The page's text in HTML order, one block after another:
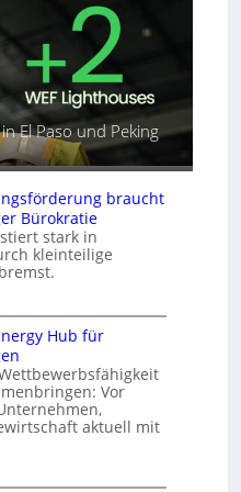
El Paso und Peking
braucht
Bürokratie
stark in
kleinteilige
Hub für
Vor
aktuell mit